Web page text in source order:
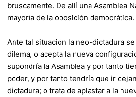
bruscamente. De allí una Asamblea
mayoría de la oposición democrática.
Ante tal situación la neo-dictadura
dilema, o acepta la nueva
supondría la Asamblea y por tanto
poder, y por tanto tendría que ir
dictadura; o trata de aplastar a la